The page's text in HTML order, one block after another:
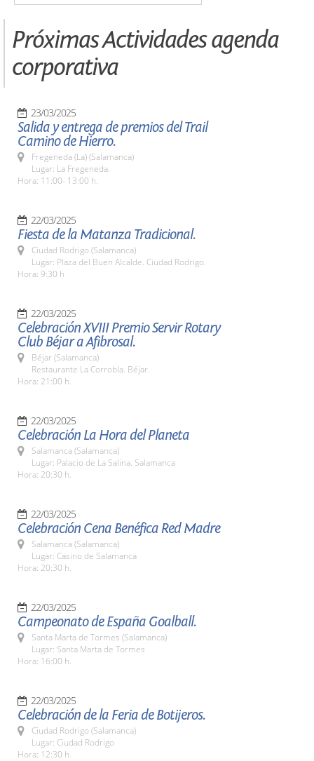
Próximas Actividades agenda
corporativa
23/03/2025
Salida y entrega de premios del Trail
Camino de Hierro.
Fregeneda (La) (Salamanca)
Lugar: La Fregeneda.
Hora: 11:00- 13:00 h.
22/03/2025
Fiesta de la Matanza Tradicional.
Ciudad Rodrigo (Salamanca)
Lugar: Plaza del Buen Alcalde. Ciudad Rodrigo.
Hora: 9:30 h
22/03/2025
Celebración XVIII Premio Servir Rotary
Club Béjar a Afibrosal.
Béjar (Salamanca)
Restaurante La Corrobla. Béjar.
Hora: 21:00 h.
22/03/2025
Celebración La Hora del Planeta
Salamanca (Salamanca)
Lugar: Palacio de La Salina. Salamanca
Hora: 20:30 h.
22/03/2025
Celebración Cena Benéfica Red Madre
Salamanca (Salamanca)
Lugar: Casino de Salamanca
Hora: 20:30 h.
22/03/2025
Campeonato de España Goalball.
Santa Marta de Tormes (Salamanca)
Lugar: Santa Marta de Tormes
Hora: 16:00 h.
22/03/2025
Celebración de la Feria de Botijeros.
Ciudad Rodrigo (Salamanca)
Lugar: Ciudad Rodrigo
Hora: 12:30 h.